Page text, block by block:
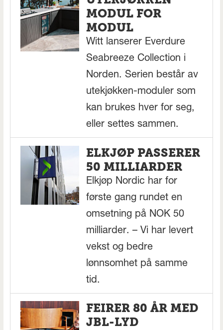
MODUL FOR
MODUL
Witt lanserer Everdure
Seabreeze Collection i
Norden. Serien består av
utekjøkken-moduler som
kan brukes hver for seg,
eller settes sammen.
ELKJØP PASSERER
50 MILLIARDER
Elkjøp Nordic har for
første gang rundet en
omsetning på NOK 50
milliarder. – Vi har levert
vekst og bedre
lønnsomhet på samme
tid.
FEIRER 80 ÅR MED
JBL-LYD